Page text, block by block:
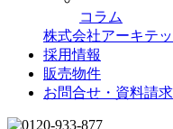
コラム
株式会社アーキテ
採用情報
販売物件
お問合せ・資料請求